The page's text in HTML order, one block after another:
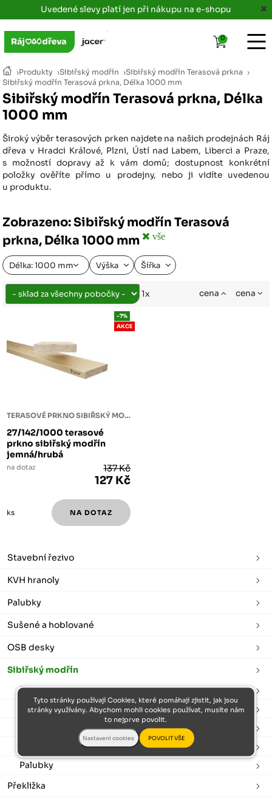
Uvedené slevy platí jen při nákupu na e-shopu
›Produkty ›Sibiřský modřín ›Sibiřský modřín Terasová prkna ›
Sibiřský modřín Terasová prkna, Délka 1000 mm
Sibiřský modřín Terasová prkna, Délka
1000 mm
Široký výběr terasových prken najdete na našich prodejnách Ráj
dřeva v Hradci Králové, Plzni, Ústí nad Labem, Liberci a Praze,
s možností dopravy až k vám domů; dostupnost konkrétní
položky ověříte přímo u prodejny, nebo ji vidíte uvedenou
u produktu.
Zobrazeno: Sibiřský modřín Terasová
prkna, Délka 1000 mm
vše
Délka: 1000 mm Výška Šířka
1x cena cena
TERASOVÉ PRKNO SIBIŘSKÝ MODŘÍN
27/142/1000 terasové
prkno sibiřský modřín
jemná/hrubá
-7%
AKCE
na dotaz 137 Kč
127 Kč
ks
Stavební řezivo
KVH hranoly
Palubky
Sušené a hoblované
OSB desky
Sibiřský modřín
Plotovky
Podkladové hranoly
Terasová prkna
Fasádní obklad
Palubky
Překližka
0
Tyto stránky používají Cookies, které pomáhají zjistit, jak jsou
stránky využívány. Abychom mohli cookies používat, musíte nám
to nejprve povolit.